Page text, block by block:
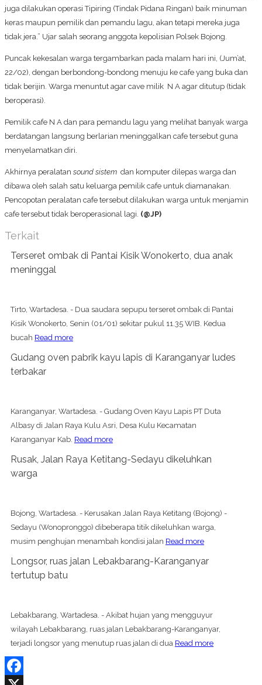
juga dilakukan operasi Tipiring (Tindak Pidana Ringan) baik minuman
keras maupun pemilik dan pemandu lagu, akan tetapi mereka juga
tidak jera.” Ujar salah seorang anggota kepolisian Polsek Bojong.
Puncak kekesalan warga tergambarkan pada malam hari ini, (Jum’at,
22/02), dengan berbondong-bondong menuju ke cafe yang buka dan
tidak berijin. Warga menuntut agar cave milik N A agar ditutup (tidak
beroperasi).
Pemilik cafe N A dan para pemandu lagu yang melihat banyak warga
berdatangan langsung berlarian meninggalkan cafe tersebut guna
menyelamatkan diri.
Akhirnya peralatan sound sistem dan komputer dilepas warga dan
dibawa oleh salah satu keluarga pemilik cafe untuk diamanakan.
Pencopotan peralatan cafe tersebut dilakukan warga untuk menjamin
cafe tersebut tidak beroperasional lagi. (@JP)
Terkait
Terseret ombak di Pantai Kisik Wonokerto, dua anak
meninggal
Tirto, Wartadesa. - Dua saudara sepupu terseret ombak di Pantai
Kisik Wonokerto, Senin (01/01) sekitar pukul 11.35 WIB. Kedua
bucah Read more
Gudang oven pabrik kayu lapis di Karanganyar ludes
terbakar
Karanganyar, Wartadesa. - Gudang Oven Kayu Lapis PT Duta
Albasy di Jalan Raya Kulu Asri, Desa Kulu Kecamatan
Karanganyar Kab. Read more
Rusak, Jalan Raya Ketitang-Sedayu dikeluhkan
warga
Bojong, Wartadesa. - Kerusakan Jalan Raya Ketitang (Bojong) -
Sedayu (Wonopronggo) dibeberapa titik dikeluhkan warga,
musim penghujan menambah kondisi jalan Read more
Longsor, ruas jalan Lebakbarang-Karanganyar
tertutup batu
Lebakbarang, Wartadesa. - Akibat hujan yang mengguyur
wilayah Lebakbarang, ruas jalan Lebakbarang-Karanganyar,
terjadi longsor yang menutup ruas jalan di dua Read more